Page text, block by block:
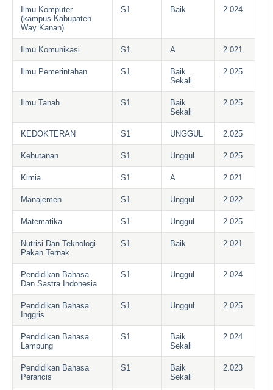
Ilmu Komputer
(kampus Kabupaten
Way Kanan)
S1 Baik 2.024
Ilmu Komunikasi S1 A 2.021
Ilmu Pemerintahan S1
Baik
Sekali
2.025
Ilmu Tanah S1
Baik
Sekali
2.025
KEDOKTERAN S1 UNGGUL 2.025
Kehutanan S1 Unggul 2.025
Kimia S1 A 2.021
Manajemen S1 Unggul 2.022
Matematika S1 Unggul 2.025
Nutrisi Dan Teknologi
Pakan Ternak
S1 Baik 2.021
Pendidikan Bahasa
Dan Sastra Indonesia
S1 Unggul 2.024
Pendidikan Bahasa
Inggris
S1 Unggul 2.025
Pendidikan Bahasa
Lampung
S1
Baik
Sekali
2.024
Pendidikan Bahasa
Perancis
S1
Baik
Sekali
2.023